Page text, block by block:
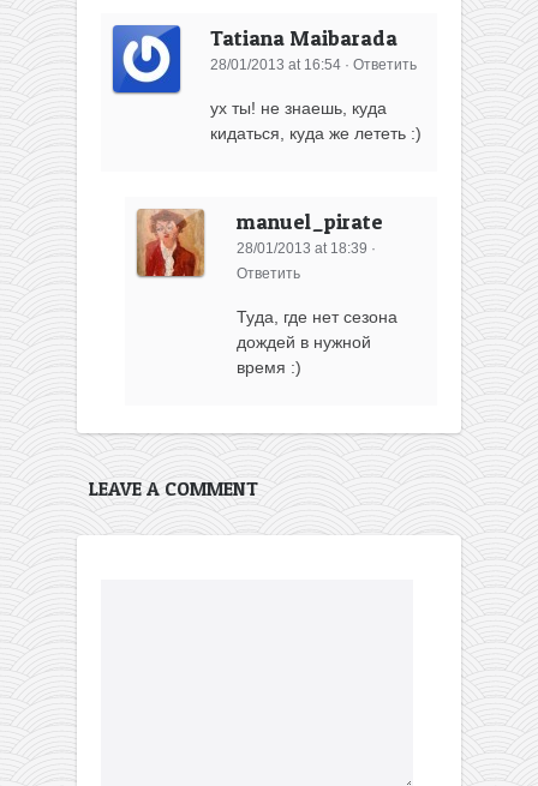
Tatiana Maibarada
28/01/2013 at 16:54 ·Ответить
ух ты! не знаешь, куда
кидаться, куда же лететь :)
manuel_pirate
28/01/2013 at 18:39 ·
Ответить
Туда, где нет сезона
дождей в нужной
время :)
LEAVE A COMMENT